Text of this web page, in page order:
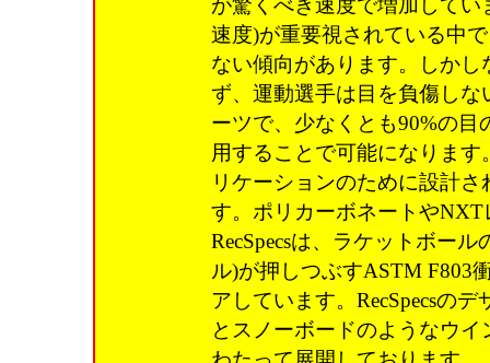
が驚くべき速度で増加して
速度)が重要視されている中
ない傾向があります。しか
ず、運動選手は目を負傷し
ーツで、少なくとも90%の
用することで可能になります
リケーションのために設計
す。ポリカーボネートや
RecSpecsは、ラケットボー
ル)が押しつぶすASTM F803
アしています。RecSpecsの
とスノーボードのようなウ